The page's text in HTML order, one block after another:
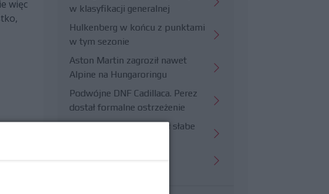
więc
w klasyfikacji generalnej
Hulkenberg w końcu z punktami
w tym sezonie
Aston Martin zagroził nawet
Alpine na Hungaroringu
Podwójne DNF Cadillaca. Perez
dostał formalne ostrzeżenie
Hungaroring potwierdził słabe